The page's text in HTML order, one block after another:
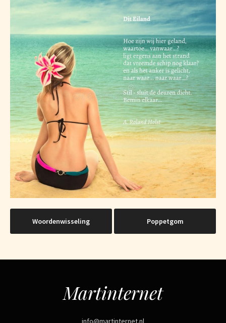
Bericht
navigatie
Woordenwisseling Poppetgom
Martinternet
info@martinternet.nl